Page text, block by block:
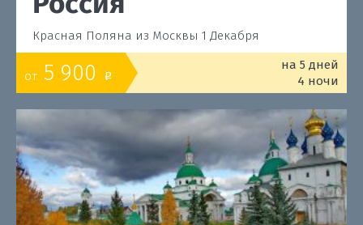
Красная Поляна из Москвы 1 Декабря
от 5 900 o
на 5 дней
4 ночи